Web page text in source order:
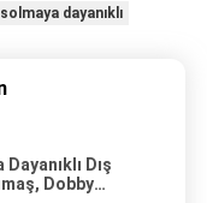
dayanıklı
Dış
Dobby